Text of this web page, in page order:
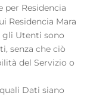
per Residencia
Residencia Mara
Utenti sono
senza che ciò
del Servizio o
Dati siano